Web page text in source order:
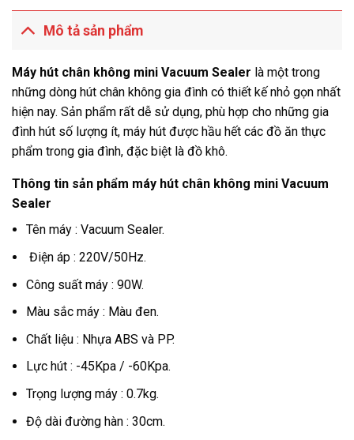
Mô tả sản phẩm
Máy hút chân không mini Vacuum Sealer là một trong
những dòng hút chân không gia đình có thiết kế nhỏ gọn nhất
hiện nay. Sản phẩm rất dễ sử dụng, phù hợp cho những gia
đình hút số lượng ít, máy hút được hầu hết các đồ ăn thực
phẩm trong gia đình, đặc biệt là đồ khô.
Thông tin sản phẩm máy hút chân không mini Vacuum
Sealer
Tên máy : Vacuum Sealer.
Điện áp : 220V/50Hz.
Công suất máy : 90W.
Màu sắc máy : Màu đen.
Chất liệu : Nhựa ABS và PP.
Lực hút : -45Kpa / -60Kpa.
Trọng lượng máy : 0.7kg.
Độ dài đường hàn : 30cm.